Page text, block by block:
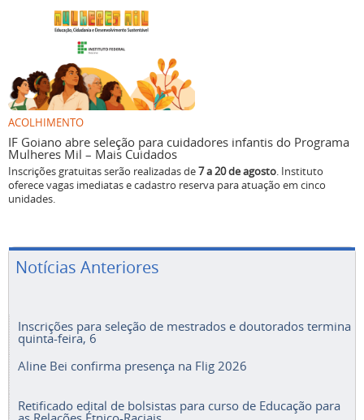
ACOLHIMENTO
IF Goiano abre seleção para cuidadores infantis do Programa
Mulheres Mil – Mais Cuidados
Inscrições gratuitas serão realizadas de7 a 20 de agosto. Instituto
oferece vagas imediatas e cadastro reserva para atuação em cinco
unidades.
Notícias Anteriores
Inscrições para seleção de mestrados e doutorados termina
quinta-feira, 6
Aline Bei confirma presença na Flig 2026
Retificado edital de bolsistas para curso de Educação para